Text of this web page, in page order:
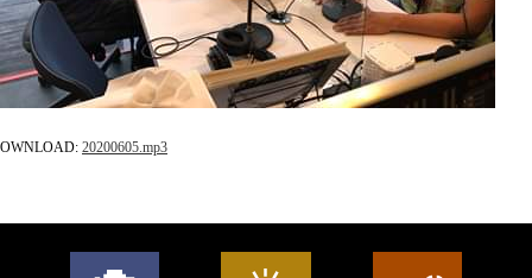
OWNLOAD: 20200605.mp3